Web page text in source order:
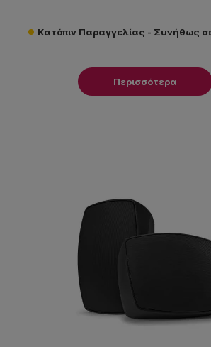
Κατόπιν Παραγγελίας - Συνήθως
Περισσότερα